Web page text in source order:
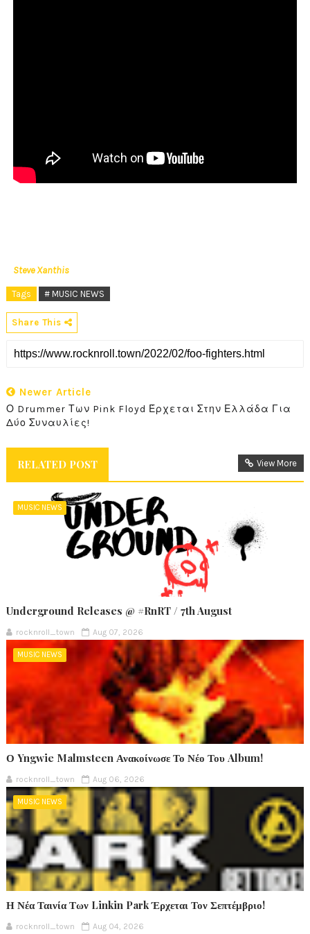
Steve Xanthis
Tags # MUSIC NEWS
Share This
Newer Article
Ο Drummer Των Pink Floyd Έρχεται Στην Ελλάδα Για
Δύο Συναυλίες!
RELATED POST View More
MUSIC NEWS
Underground Releases @ #RnRT / 7th August
rocknroll_town Aug 07, 2026
MUSIC NEWS
Ο Yngwie Malmsteen Ανακοίνωσε Το Νέο Του Album!
rocknroll_town Aug 06, 2026
MUSIC NEWS
Η Νέα Ταινία Των Linkin Park Έρχεται Τον Σεπτέμβριο!
rocknroll_town Aug 04, 2026